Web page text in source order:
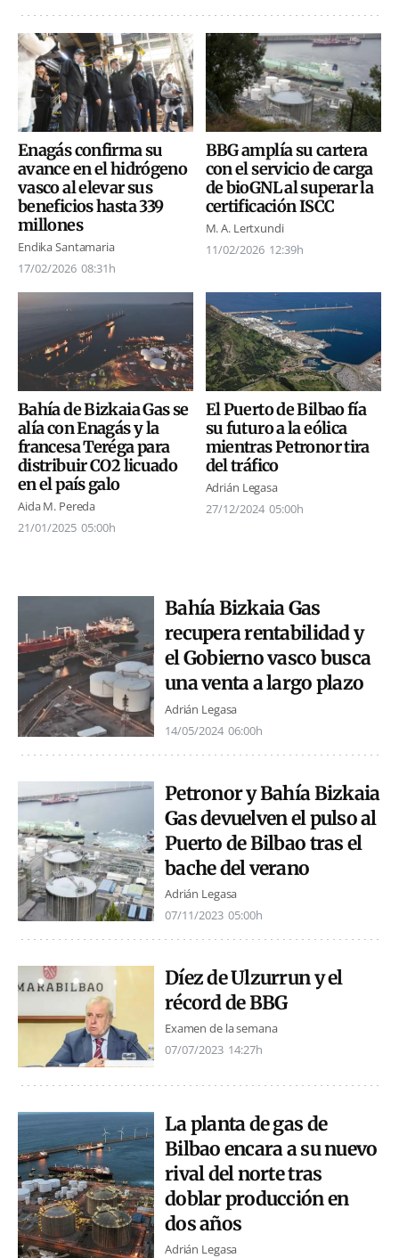
Enagás confirma su
avance en el hidrógeno
vasco al elevar sus
beneficios hasta 339
millones
Endika Santamaria
17/02/2026 08:31h
BBG amplía su cartera
con el servicio de carga
de bioGNL al superar la
certificación ISCC
M. A. Lertxundi
11/02/2026 12:39h
Bahía de Bizkaia Gas se
alía con Enagás y la
francesa Teréga para
distribuir CO2 licuado
en el país galo
Aida M. Pereda
21/01/2025 05:00h
El Puerto de Bilbao fía
su futuro a la eólica
mientras Petronor tira
del tráfico
Adrián Legasa
27/12/2024 05:00h
Bahía Bizkaia Gas
recupera rentabilidad y
el Gobierno vasco busca
una venta a largo plazo
Adrián Legasa
14/05/2024 06:00h
Petronor y Bahía Bizkaia
Gas devuelven el pulso al
Puerto de Bilbao tras el
bache del verano
Adrián Legasa
07/11/2023 05:00h
Díez de Ulzurrun y el
récord de BBG
Examen de la semana
07/07/2023 14:27h
La planta de gas de
Bilbao encara a su nuevo
rival del norte tras
doblar producción en
dos años
Adrián Legasa